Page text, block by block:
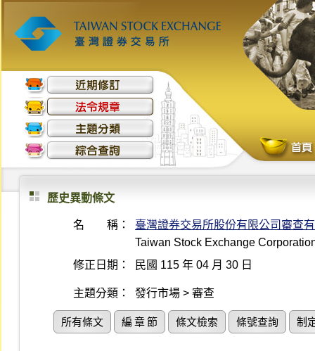
歷史異動條文
名 稱：
臺灣證券交易所股份有限公司審查
Taiwan Stock Exchange
修正日期：
民國 115 年 04 月 30 日
主題分類： 發行市場 > 審查
所有條文 編 章 節 條文檢索 條號查詢 制